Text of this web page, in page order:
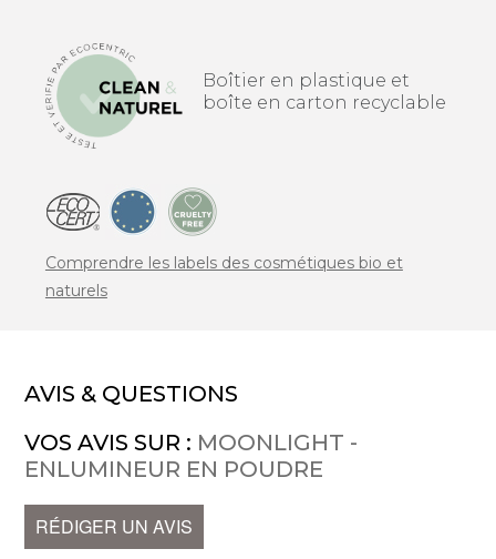
Boîtier en plastique et
boîte en carton recyclable
Comprendre les labels des cosmétiques bio et
naturels
AVIS & QUESTIONS
VOS AVIS SUR : MOONLIGHT -
ENLUMINEUR EN POUDRE
RÉDIGER UN AVIS